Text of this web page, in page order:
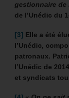
gestionnaire de
de l’Unédic du
[3] Elle a été
l’Unédic,
patronaux.
l’Unédic de
et syndicats